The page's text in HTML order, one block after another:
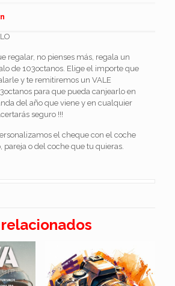
regalar, no pienses más, regala un
de 103octanos. Elige el importe que
y te remitiremos un VALE
para que pueda canjearlo en
del año que viene y en cualquier
seguro !!!
el cheque con el coche
pareja o del coche que tu quieras.